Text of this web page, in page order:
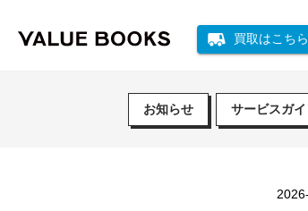
買取はこちら
お知らせ サービスガイ